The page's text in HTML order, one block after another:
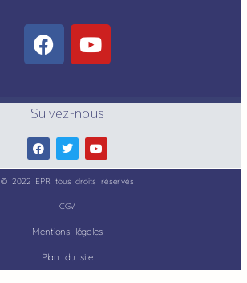
Suivez-nous
© 2022 EPR tous droits réservés
CGV
Mentions légales
Plan du site